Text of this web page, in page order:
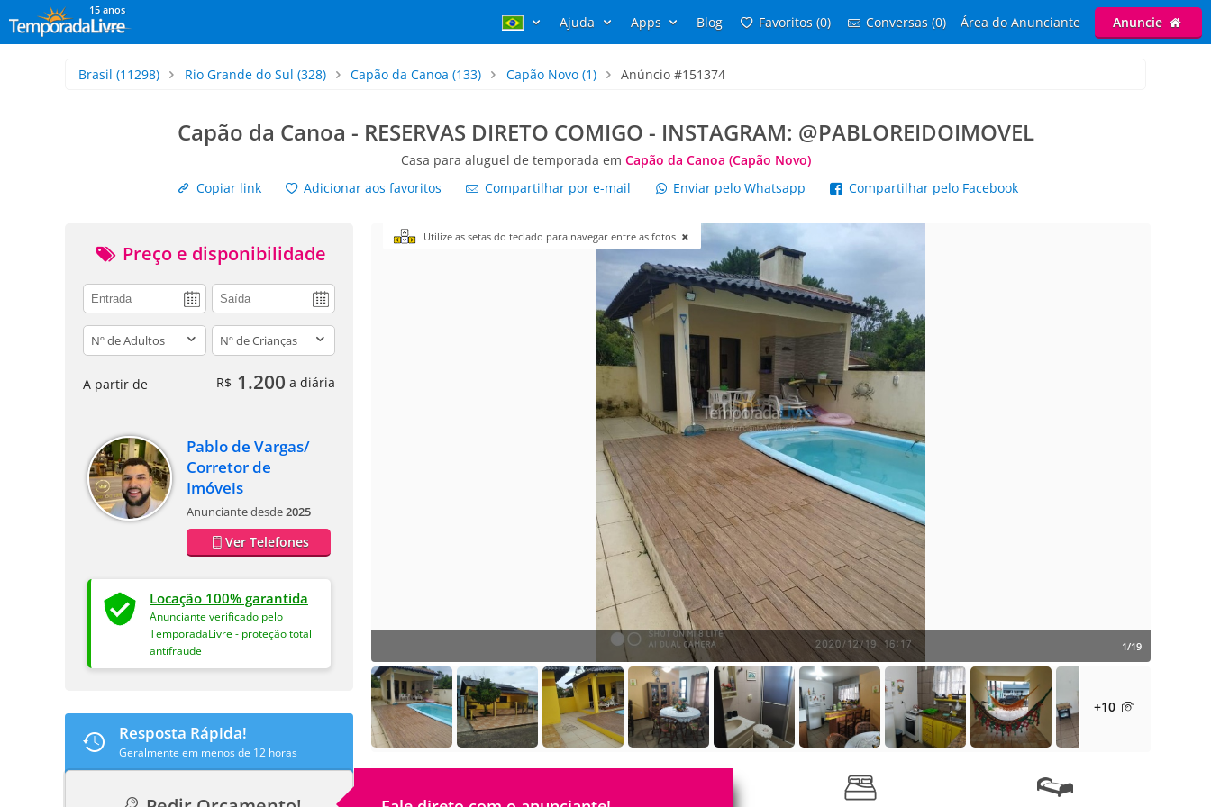
15 anos
Ajuda Apps Blog Favoritos (0) Conversas (0) Área do Anunciante Anuncie
Brasil (11298) Rio Grande do Sul (328) Capão da Canoa (133) Capão Novo(1) Anúncio #151374
Capão da Canoa - RESERVAS DIRETO COMIGO - INSTAGRAM: @PABLOREIDOIMOVEL
Casa para aluguel de temporada em Capão da Canoa (Capão Novo)
Copiar link
Adicionar aos favoritos Compartilhar por e-mail Enviar pelo Whatsapp Compartilhar pelo Facebook
Preço e disponibilidade
adults children
A partir de R$ 1.200 a diária
Pablo de Vargas/
Corretor de
Imóveis
Anunciante desde2025
Ver Telefones
Locação 100% garantida
Anunciante verificado pelo
TemporadaLivre - proteção total
antifraude
Resposta Rápida!
Geralmente em menos de 12 horas
Utilize as setas do teclado para navegar entre as fotos
1/19
+10